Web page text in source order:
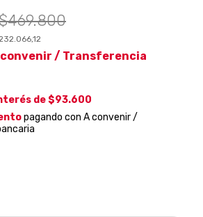
convenir / Transferencia
de$93.600
pagando con A convenir /